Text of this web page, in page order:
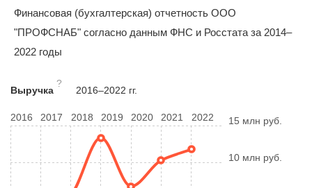
Финансовая (бухгалтерская) отчетность ООО
"ПРОФСНАБ" согласно данным ФНС и Росстата за 2014–
2022 годы
Выручка
?
2016–2022 гг.
2016 2017 2018 2019 2020 2021 2022
10 млн руб.
15 млн руб.